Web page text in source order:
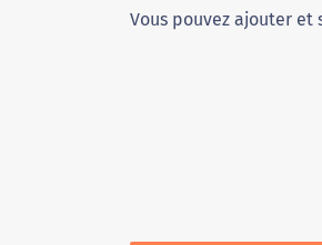
Vous pouvez ajouter